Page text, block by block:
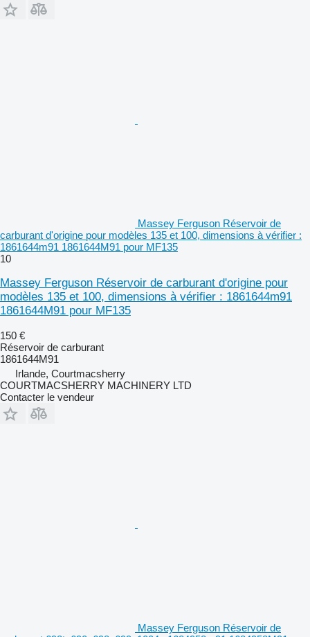
Massey Ferguson Réservoir de
carburant d'origine pour modèles 135 et 100, dimensions à vérifier :
1861644m91 1861644M91 pour MF135
10
Massey Ferguson Réservoir de carburant d'origine pour
modèles 135 et 100, dimensions à vérifier : 1861644m91
1861644M91 pour MF135
150 €
Réservoir de carburant
1861644M91
Irlande, Courtmacsherry
COURTMACSHERRY MACHINERY LTD
Contacter le vendeur
Massey Ferguson Réservoir de